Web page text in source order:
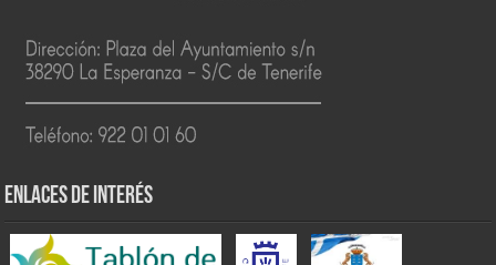
ENLACES DE INTERÉS